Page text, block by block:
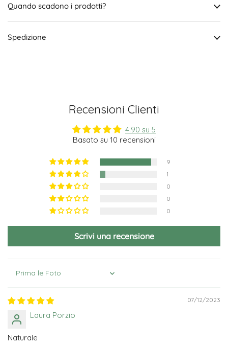
Quando scadono i prodotti?
Spedizione
Recensioni Clienti
4.90 su 5
Basato su 10 recensioni
9
1
0
0
0
Scrivi una recensione
Sort by
07/12/2023
Laura Porzio
Naturale